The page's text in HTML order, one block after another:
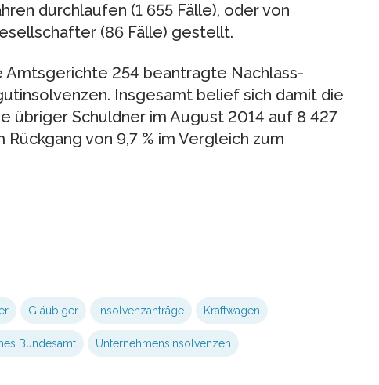
durchlaufen (1 655 Fälle), oder von
(86 Fälle) gestellt.
254 beantragte Nachlass-
Insgesamt belief sich damit die
übriger Schuldner im August 2014 auf 8 427
von 9,7 % im Vergleich zum
Gläubiger Insolvenzanträge Kraftwagen
Bundesamt Unternehmensinsolvenzen